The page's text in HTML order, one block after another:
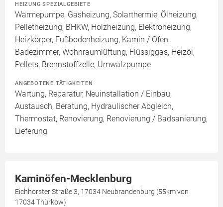
HEIZUNG SPEZIALGEBIETE
Wärmepumpe, Gasheizung, Solarthermie, Ölheizung,
Pelletheizung, BHKW, Holzheizung, Elektroheizung,
Heizkörper, Fußbodenheizung, Kamin / Ofen,
Badezimmer, Wohnraumlüftung, Flüssiggas, Heizöl,
Pellets, Brennstoffzelle, Umwälzpumpe
ANGEBOTENE TÄTIGKEITEN
Wartung, Reparatur, Neuinstallation / Einbau,
Austausch, Beratung, Hydraulischer Abgleich,
Thermostat, Renovierung, Renovierung / Badsanierung,
Lieferung
Kaminöfen-Mecklenburg
Eichhorster Straße 3, 17034 Neubrandenburg (55km von
17034 Thürkow)